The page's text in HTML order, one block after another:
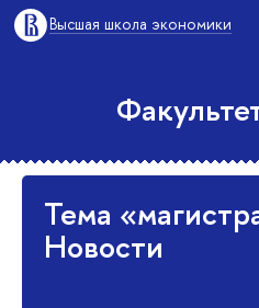
Высшая школа экономики
Тема
Новости